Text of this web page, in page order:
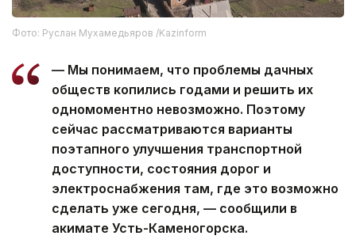
Фото: Руслан Мухамедьяров /Kazinform
— Мы понимаем, что проблемы дачных
обществ копились годами и решить их
одномоментно невозможно. Поэтому
сейчас рассматриваются варианты
поэтапного улучшения транспортной
доступности, состояния дорог и
электроснабжения там, где это возможно
сделать уже сегодня, — сообщили в
акимате Усть-Каменогорска.